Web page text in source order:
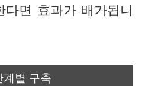
면 효과가 배가됩니
별 구축